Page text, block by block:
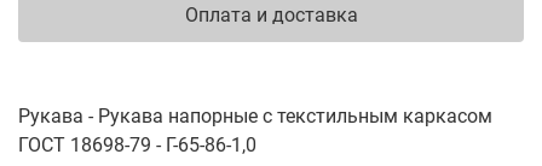
Оплата и доставка
Рукава - Рукава напорные с текстильным каркасом
ГОСТ 18698-79 - Г-65-86-1,0